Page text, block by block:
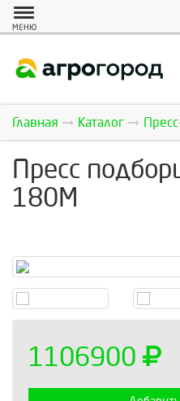
МЕНЮ
Главная Каталог
Пресс
180М
1106900